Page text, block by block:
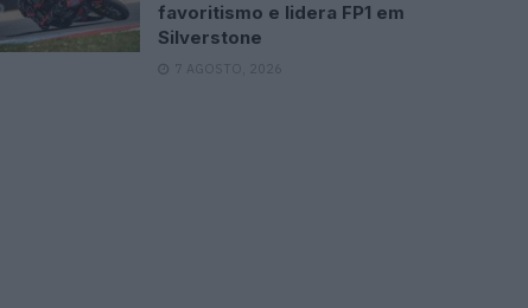
favoritismo e lidera FP1 em
Silverstone
7 AGOSTO, 2026